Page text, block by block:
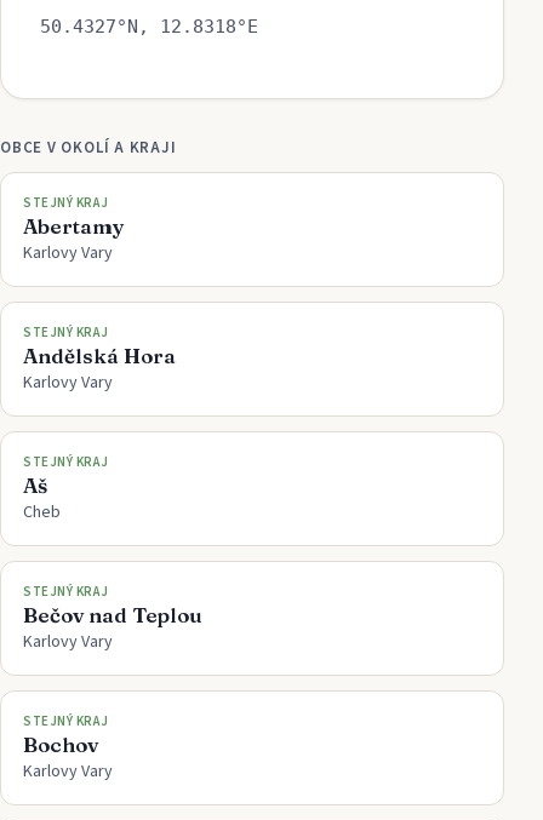
50.4327°N, 12.8318°E
OBCE V OKOLÍ A KRAJI
STEJNÝ KRAJ
Abertamy
Karlovy Vary
STEJNÝ KRAJ
Andělská Hora
Karlovy Vary
STEJNÝ KRAJ
Aš
Cheb
STEJNÝ KRAJ
Bečov nad Teplou
Karlovy Vary
STEJNÝ KRAJ
Bochov
Karlovy Vary